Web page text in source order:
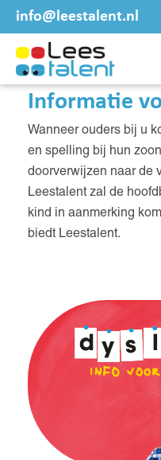
info@leestalent.nl
Informatie
Wanneer ouders bij u
en spelling bij hun
doorverwijzen naar de
Leestalent zal de
kind in aanmerking
biedt Leestalent.